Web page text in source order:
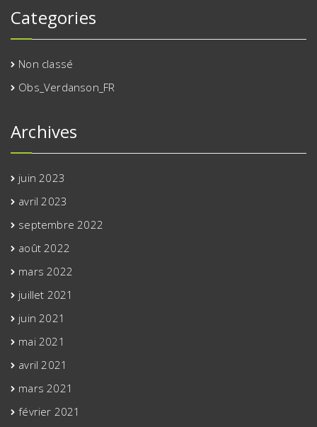
Categories
Non classé
Obs_Verdanson_FR
Archives
juin 2023
avril 2023
septembre 2022
août 2022
mars 2022
juillet 2021
juin 2021
mai 2021
avril 2021
mars 2021
février 2021